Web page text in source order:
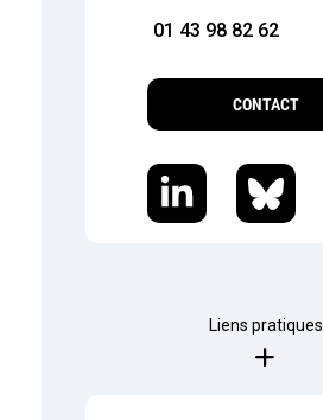
01 43 98 82 62
CONTACT
Liens pratiques